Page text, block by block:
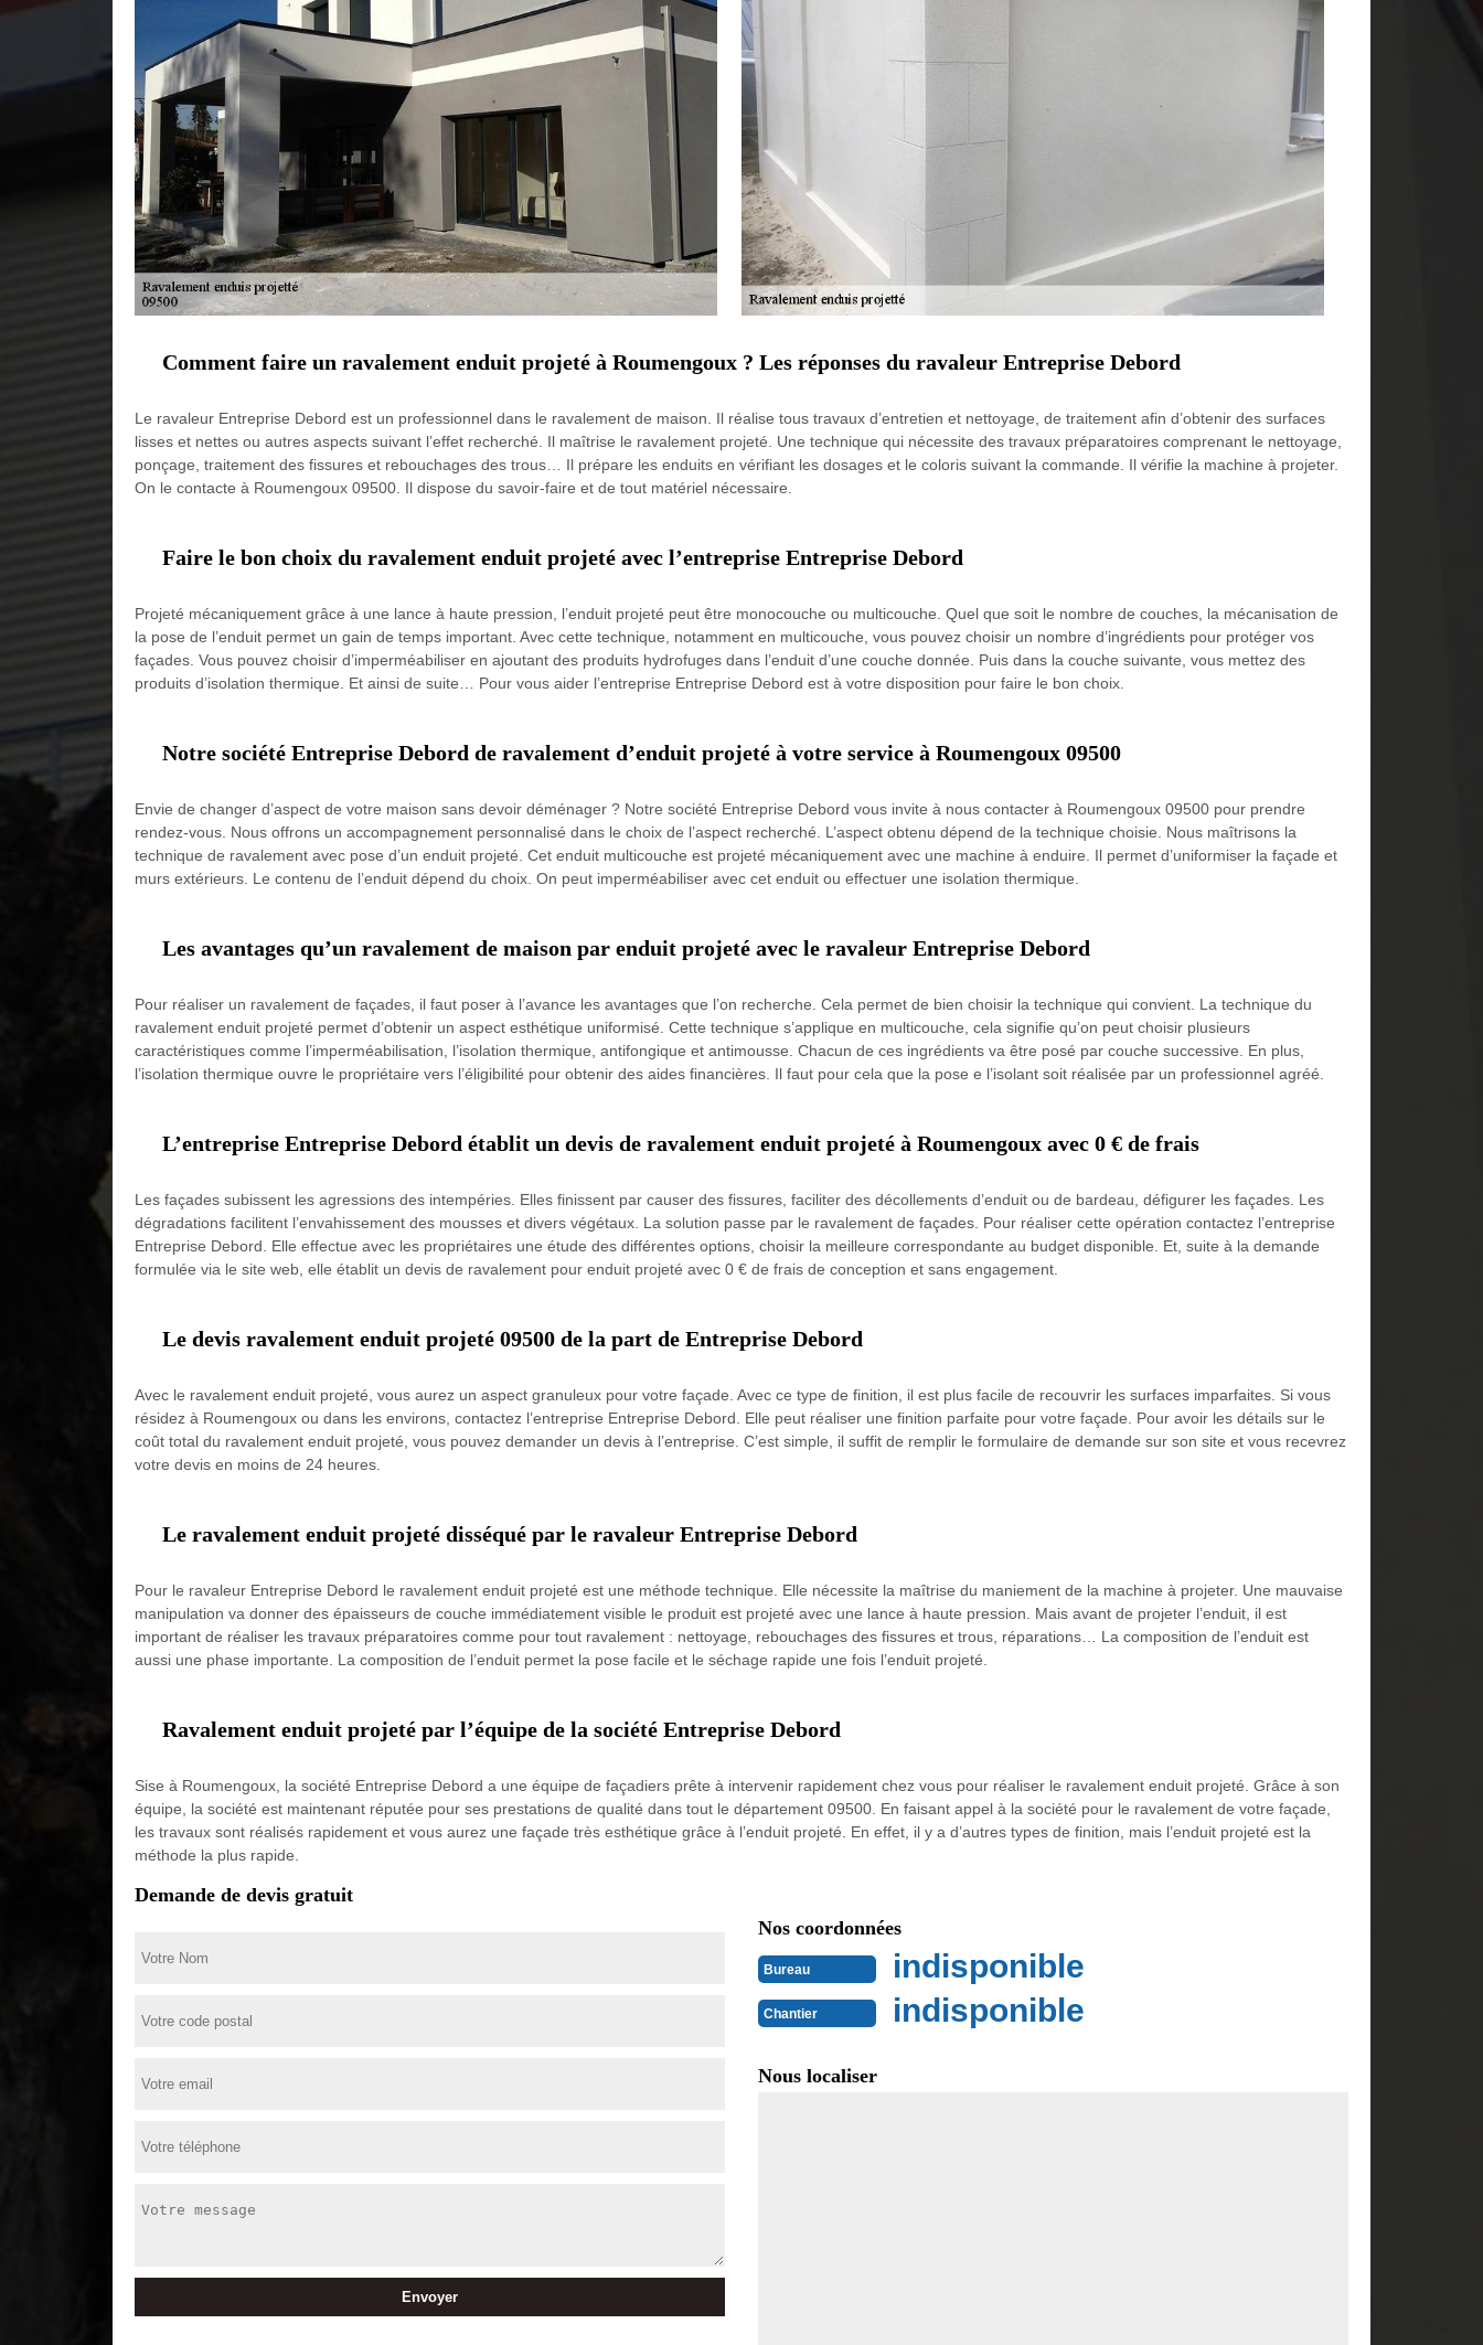
Comment faire un ravalement enduit projeté à Roumengoux ? Les réponses du ravaleur Entreprise Debord
Le ravaleur Entreprise Debord est un professionnel dans le ravalement de maison. Il réalise tous travaux d’entretien et nettoyage, de traitement afin d’obtenir des surfaces
lisses et nettes ou autres aspects suivant l’effet recherché. Il maîtrise le ravalement projeté. Une technique qui nécessite des travaux préparatoires comprenant le nettoyage,
ponçage, traitement des fissures et rebouchages des trous… Il prépare les enduits en vérifiant les dosages et le coloris suivant la commande. Il vérifie la machine à projeter.
On le contacte à Roumengoux 09500. Il dispose du savoir-faire et de tout matériel nécessaire.
Faire le bon choix du ravalement enduit projeté avec l’entreprise Entreprise Debord
Projeté mécaniquement grâce à une lance à haute pression, l’enduit projeté peut être monocouche ou multicouche. Quel que soit le nombre de couches, la mécanisation de
la pose de l’enduit permet un gain de temps important. Avec cette technique, notamment en multicouche, vous pouvez choisir un nombre d’ingrédients pour protéger vos
façades. Vous pouvez choisir d’imperméabiliser en ajoutant des produits hydrofuges dans l’enduit d’une couche donnée. Puis dans la couche suivante, vous mettez des
produits d’isolation thermique. Et ainsi de suite… Pour vous aider l’entreprise Entreprise Debord est à votre disposition pour faire le bon choix.
Notre société Entreprise Debord de ravalement d’enduit projeté à votre service à Roumengoux 09500
Envie de changer d’aspect de votre maison sans devoir déménager ? Notre société Entreprise Debord vous invite à nous contacter à Roumengoux 09500 pour prendre
rendez-vous. Nous offrons un accompagnement personnalisé dans le choix de l’aspect recherché. L’aspect obtenu dépend de la technique choisie. Nous maîtrisons la
technique de ravalement avec pose d’un enduit projeté. Cet enduit multicouche est projeté mécaniquement avec une machine à enduire. Il permet d’uniformiser la façade et
murs extérieurs. Le contenu de l’enduit dépend du choix. On peut imperméabiliser avec cet enduit ou effectuer une isolation thermique.
Les avantages qu’un ravalement de maison par enduit projeté avec le ravaleur Entreprise Debord
Pour réaliser un ravalement de façades, il faut poser à l’avance les avantages que l’on recherche. Cela permet de bien choisir la technique qui convient. La technique du
ravalement enduit projeté permet d’obtenir un aspect esthétique uniformisé. Cette technique s’applique en multicouche, cela signifie qu’on peut choisir plusieurs
caractéristiques comme l’imperméabilisation, l’isolation thermique, antifongique et antimousse. Chacun de ces ingrédients va être posé par couche successive. En plus,
l’isolation thermique ouvre le propriétaire vers l’éligibilité pour obtenir des aides financières. Il faut pour cela que la pose e l’isolant soit réalisée par un professionnel agréé.
L’entreprise Entreprise Debord établit un devis de ravalement enduit projeté à Roumengoux avec 0 € de frais
Les façades subissent les agressions des intempéries. Elles finissent par causer des fissures, faciliter des décollements d’enduit ou de bardeau, défigurer les façades. Les
dégradations facilitent l’envahissement des mousses et divers végétaux. La solution passe par le ravalement de façades. Pour réaliser cette opération contactez l’entreprise
Entreprise Debord. Elle effectue avec les propriétaires une étude des différentes options, choisir la meilleure correspondante au budget disponible. Et, suite à la demande
formulée via le site web, elle établit un devis de ravalement pour enduit projeté avec 0 € de frais de conception et sans engagement.
Le devis ravalement enduit projeté 09500 de la part de Entreprise Debord
Avec le ravalement enduit projeté, vous aurez un aspect granuleux pour votre façade. Avec ce type de finition, il est plus facile de recouvrir les surfaces imparfaites. Si vous
résidez à Roumengoux ou dans les environs, contactez l’entreprise Entreprise Debord. Elle peut réaliser une finition parfaite pour votre façade. Pour avoir les détails sur le
coût total du ravalement enduit projeté, vous pouvez demander un devis à l’entreprise. C’est simple, il suffit de remplir le formulaire de demande sur son site et vous recevrez
votre devis en moins de 24 heures.
Le ravalement enduit projeté disséqué par le ravaleur Entreprise Debord
Pour le ravaleur Entreprise Debord le ravalement enduit projeté est une méthode technique. Elle nécessite la maîtrise du maniement de la machine à projeter. Une mauvaise
manipulation va donner des épaisseurs de couche immédiatement visible le produit est projeté avec une lance à haute pression. Mais avant de projeter l’enduit, il est
important de réaliser les travaux préparatoires comme pour tout ravalement : nettoyage, rebouchages des fissures et trous, réparations… La composition de l’enduit est
aussi une phase importante. La composition de l’enduit permet la pose facile et le séchage rapide une fois l’enduit projeté.
Ravalement enduit projeté par l’équipe de la société Entreprise Debord
Sise à Roumengoux, la société Entreprise Debord a une équipe de façadiers prête à intervenir rapidement chez vous pour réaliser le ravalement enduit projeté. Grâce à son
équipe, la société est maintenant réputée pour ses prestations de qualité dans tout le département 09500. En faisant appel à la société pour le ravalement de votre façade,
les travaux sont réalisés rapidement et vous aurez une façade très esthétique grâce à l’enduit projeté. En effet, il y a d’autres types de finition, mais l’enduit projeté est la
méthode la plus rapide.
Demande de devis gratuit
Nos coordonnées
Bureau indisponible
Chantier indisponible
Nous localiser